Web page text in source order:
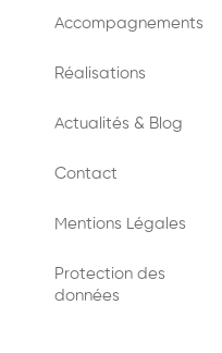
Accompagnements
Réalisations
Actualités & Blog
Contact
Mentions Légales
Protection des
données